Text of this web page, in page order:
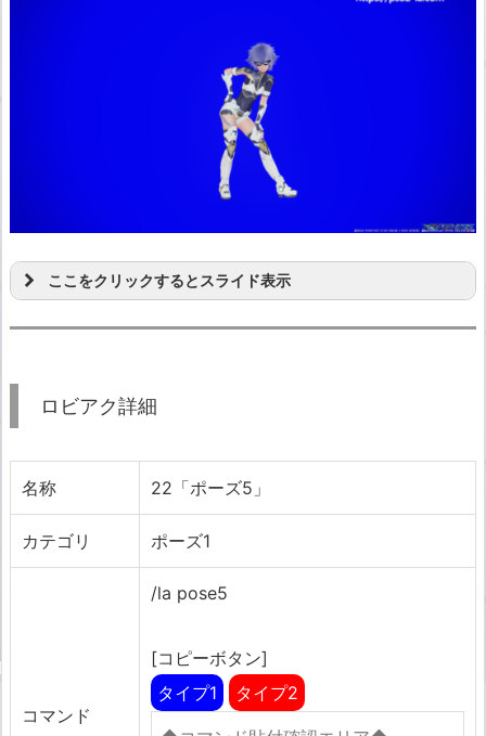
ここをクリックするとスライド表示
ロビアク詳細
名称 22「ポーズ5」
カテゴリ ポーズ1
コマンド
/la pose5
[コピーボタン]
タイプ1
タイプ2